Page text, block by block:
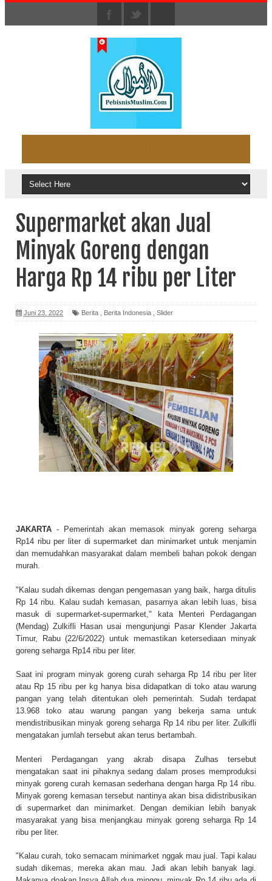
Supermarket akan Jual
Minyak Goreng dengan
Harga Rp 14 ribu per Liter
Juni 23, 2022 Berita Berita Indonesia Slider
JAKARTA - Pemerintah akan memasok minyak goreng seharga
Rp14 ribu per liter di supermarket dan minimarket untuk menjamin
dan memudahkan masyarakat dalam membeli bahan pokok dengan
murah.
"Kalau sudah dikemas dengan pengemasan yang baik, harga ditulis
Rp 14 ribu. Kalau sudah kemasan, pasarnya akan lebih luas, bisa
masuk di supermarket-supermarket," kata Menteri Perdagangan
(Mendag) Zulkifli Hasan usai mengunjungi Pasar Klender Jakarta
Timur, Rabu (22/6/2022) untuk memastikan ketersediaan minyak
goreng seharga Rp14 ribu per liter.
Saat ini program minyak goreng curah seharga Rp 14 ribu per liter
atau Rp 15 ribu per kg hanya bisa didapatkan di toko atau warung
pangan yang telah ditentukan oleh pemerintah. Sudah terdapat
13.968 toko atau warung pangan yang bekerja sama untuk
mendistribusikan minyak goreng seharga Rp 14 ribu per liter. Zulkifli
mengatakan jumlah tersebut akan terus bertambah.
Menteri Perdagangan yang akrab disapa Zulhas tersebut
mengatakan saat ini pihaknya sedang dalam proses memproduksi
minyak goreng curah kemasan sederhana dengan harga Rp 14 ribu.
Minyak goreng kemasan tersebut nantinya akan bisa didistribusikan
di supermarket dan minimarket. Dengan demikian lebih banyak
masyarakat yang bisa menjangkau minyak goreng seharga Rp 14
ribu per liter.
"Kalau curah, toko semacam minimarket nggak mau jual. Tapi kalau
sudah dikemas, mereka akan mau. Jadi akan lebih banyak lagi.